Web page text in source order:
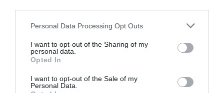
Please note that this website/app uses one or more Google
not limited to your visit or usage behaviour. You may click to
grant or deny consent to Google and its third-party tags to
use your data for below specified purposes in below Google
consent section.
Personal Data Processing Opt Outs
I want to opt-out of the Sharing of my
personal data.
Opted In
I want to opt-out of the Sale of my
Personal Data.
Τρεις φορές πρώτοι σκόρερ στην
κορυφαία διασυλλογική
διοργάνωση!